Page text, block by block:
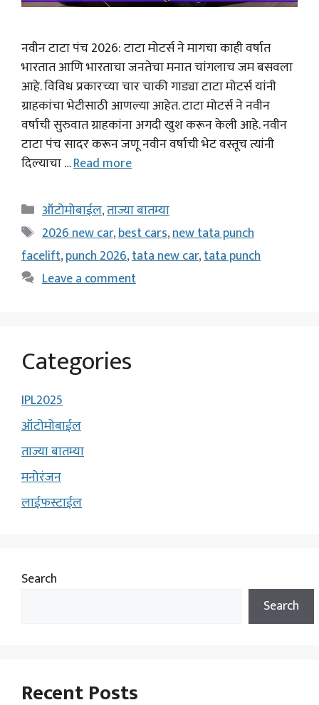
नवीन टाटा पंच 2026: टाटा मोटर्स ने मागचा काही वर्षात
भारतात आणि भारताचा जनतेचा मनात चांगलाच जम बसवला
आहे. विविध प्रकारच्या चार चाकी गाड्या टाटा मोटर्स यांनी
ग्राहकांचा भेटीसाठी आणल्या आहेत. टाटा मोटर्स ने नवीन
वर्षाची सुरुवात ग्राहकांना अगदी खुश करून केली आहे. नवीन
टाटा पंच सादर करून जणू नवीन वर्षाची भेट वस्तूच त्यांनी
दिल्याचा …Read more
Categories
ऑटोमोबाईल,ताज्या बातम्या
Tags
2026 new car,best cars,new tata punch
facelift,punch 2026,tata new car,tata punch
Leave a comment
Categories
IPL2025
ऑटोमोबाईल
ताज्या बातम्या
मनोरंजन
लाईफस्टाईल
Search
Search
Recent Posts